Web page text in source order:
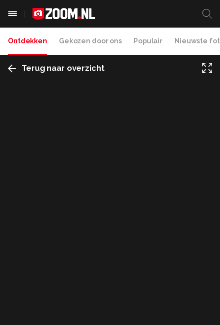
Ontdekken Gekozen door ons Populair Nieuwste
Terug naar overzicht